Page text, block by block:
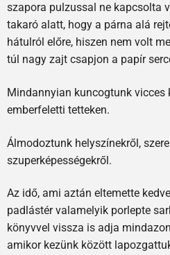
szapora pulzussal ne kapcsolta
takaró alatt, hogy a párna alá
hátulról előre, hiszen nem volt
túl nagy zajt csapjon a papír
Mindannyian kuncogtunk vicces
emberfeletti tetteken.
Álmodoztunk helyszínekről,
szuperképességekről.
Az idő, ami aztán eltemette
padlástér valamelyik porlepte
könyvvel vissza is adja
amikor kezünk között